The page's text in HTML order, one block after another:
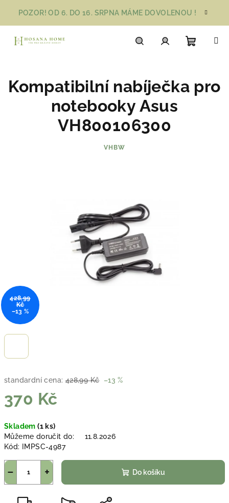
obsah
POZOR! OD 6. DO 16. SRPNA MÁME DOVOLENOU !
košík
standardní cena: 428,99 Kč –13 %
370 Kč
cena:
Skladem(1 ks)
Můžeme doručit do:
11.8.2026
Kód:
IMPSC-4987
+
− Do košíku
Kompatibilní nabíječka pro
notebooky Asus
VH800106300
VHBW
428,99
Kč
–13 %